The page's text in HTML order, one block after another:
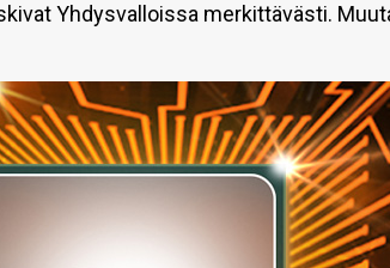
Yhdysvalloissa merkittävästi.